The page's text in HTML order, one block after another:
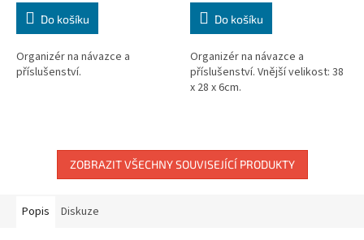
Do košíku
Organizér na návazce a
příslušenství.
Do košíku
Organizér na návazce a
příslušenství. Vnější velikost: 38
x 28 x 6cm.
ZOBRAZIT VŠECHNY SOUVISEJÍCÍ PRODUKTY
Popis Diskuze